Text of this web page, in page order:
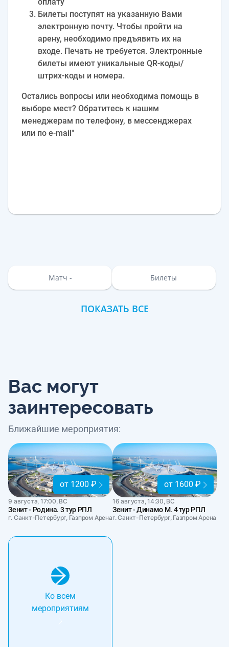
Билеты поступят на указанную Вами
электронную почту. Чтобы пройти на
арену, необходимо предъявить их на
входе. Печать не требуется. Электронные
билеты имеют уникальные QR-коды/
штрих-коды и номера.
Остались вопросы или необходима помощь в
выборе мест? Обратитесь к нашим
менеджерам по телефону, в мессенджерах
или по e‑mail"
Матч - Билеты
ПОКАЗАТЬ ВСЕ
Вас могут
заинтересовать
Ближайшие мероприятия:
от 1200 ₽
9 августа, 17:00, ВС
Зенит - Родина. 3 тур РПЛ
г. Санкт-Петербург, Газпром Арена
от 1600 ₽
16 августа, 14:30, ВС
Зенит - Динамо М. 4 тур РПЛ
г. Санкт-Петербург, Газпром Арена
Ко всем
мероприятиям